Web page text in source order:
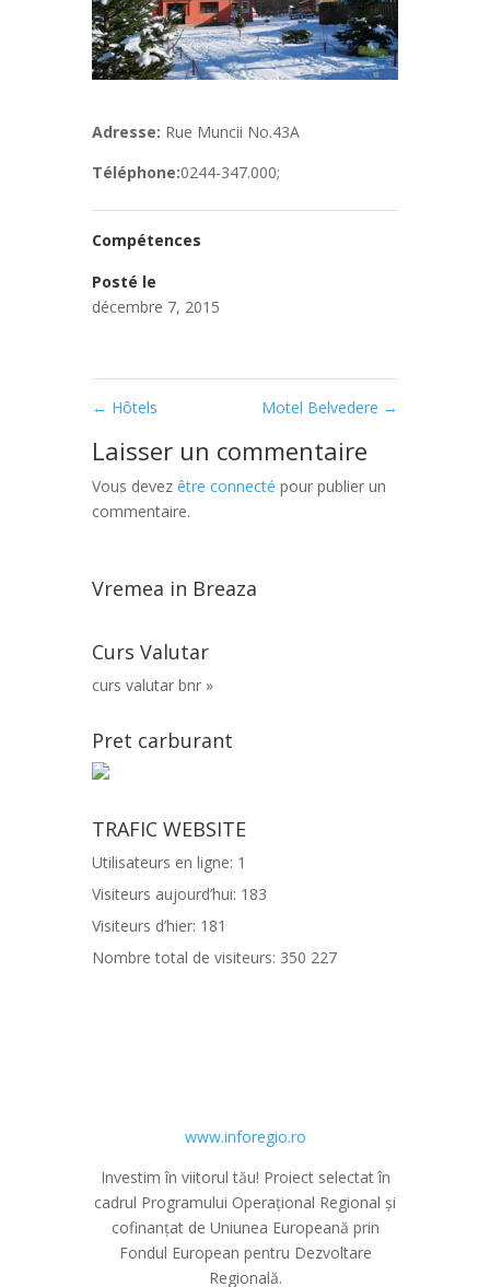
Adresse: Rue Muncii No.43A
Téléphone:0244-347.000;
Compétences
Posté le
décembre 7, 2015
← Hôtels Motel Belvedere →
Laisser un commentaire
Vous devez être connecté pour publier un
commentaire.
Vremea in Breaza
Curs Valutar
curs valutar bnr »
Pret carburant
TRAFIC WEBSITE
Utilisateurs en ligne: 1
Visiteurs aujourd’hui: 183
Visiteurs d’hier: 181
Nombre total de visiteurs: 350 227
www.inforegio.ro
Investim în viitorul tău! Proiect selectat în
cadrul Programului Operațional Regional și
cofinanțat de Uniunea Europeană prin
Fondul European pentru Dezvoltare
Regională.